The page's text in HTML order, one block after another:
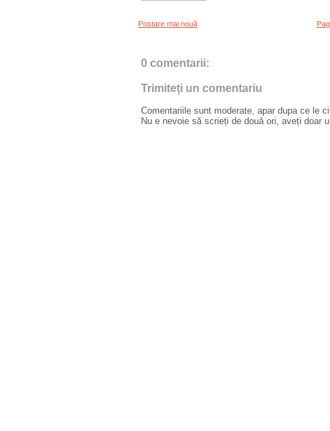
Postare mai nouă
0 comentarii:
Trimiteți un comentariu
Comentariile sunt moderate, apar dupa ce le
Nu e nevoie să scrieți de două ori, aveți doar